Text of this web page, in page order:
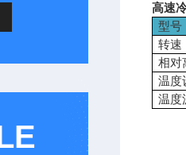
高速
型号
转速
相对
温度
温度